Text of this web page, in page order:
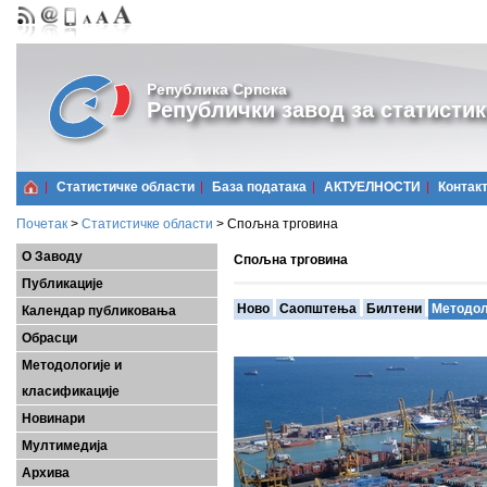
Република Српска
Републички завод за
Статистичке области Базa података АКТУЕЛНОСТИ Контакт
Почетак > Статистичке области > Спољна трговина
О Заводу
Публикације
Календар публиковања
Обрасци
Методологије и
класификације
Новинари
Мултимедија
Архива
Спољна трговина
Ново Саопштења Билтени